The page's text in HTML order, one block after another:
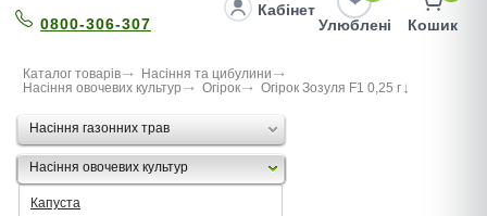
0800-306-307
Кабінет
Улюблені Кошик
Каталог товарів
Насіння та цибулини
Насіння овочевих культур
Огірок Огірок Зозуля F1 0,25 г
Насіння газонних трав
Насіння овочевих культур
Капуста